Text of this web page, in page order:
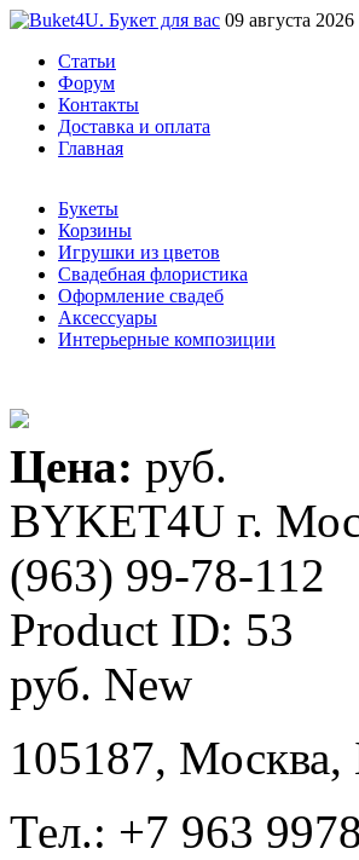
09 августа 2026
Статьи
Форум
Контакты
Доставка и оплата
Главная
Букеты
Корзины
Игрушки из цветов
Свадебная флористика
Оформление свадеб
Аксессуары
Интерьерные композиции
Цена: руб.
BYKET4U г.
(963) 99-78-112
Product ID: 53
руб. New
105187, Москва,
Тел.: +7 963